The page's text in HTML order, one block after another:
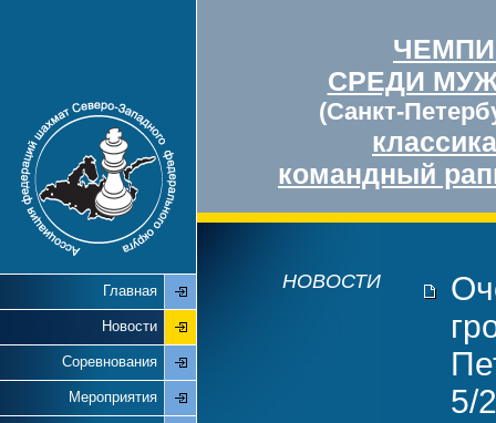
СРЕДИ
(Санкт-
классика
командный
Главная
Новости
Соревнования
Мероприятия
НОВОСТИ
5/